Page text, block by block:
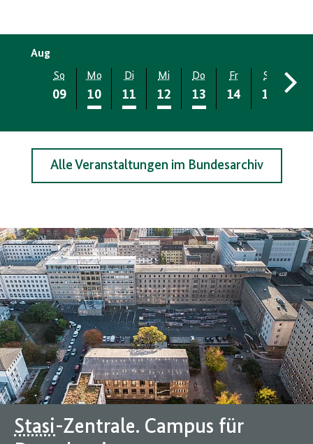
Aug
So
09
Mo
10
Di
11
Mi
12
Do
13
Fr
14
Sa
15
Alle Veranstaltungen im Bundesarchiv
Stasi-Zentrale. Campus für